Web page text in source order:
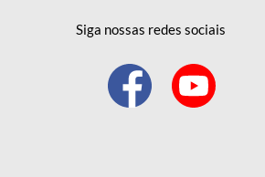
Siga nossas redes sociais